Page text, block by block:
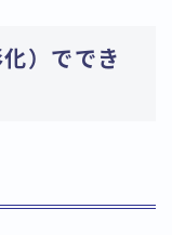
）ででき